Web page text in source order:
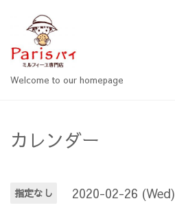
Welcome to our homepage
カレンダー
指定なし 2020-02-26 (Wed)